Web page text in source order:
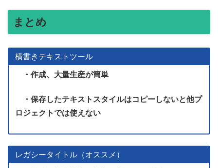
まとめ
横書きテキストツール
・作成、大量生産が簡単
・保存したテキストスタイルはコピーしないと他プ
ロジェクトでは使えない
レガシータイトル（オススメ）